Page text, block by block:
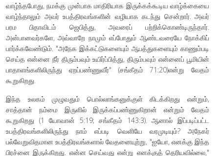
வாழ்ந்தபோது, நமக்கு முன்பாக மாதிரியாக இருக்கக்கூடிய வாழ்க்கையை
வாழ்ந்தாலும் அவர் உபத்திரவங்களின் வழியாக கடந்து சென்றார். அவர்
பரம பிதாவிடம் ஜெபித்து, அவரைப் பற்றிக்கொண்டிருந்தார்.
அன்பானவர்களே, அவ்வாறே நாமும் எப்போதும் ஆண்டவரையே நோக்கிப்
பார்க்கவேண்டும். "அநேக இக்கட்டுகளையும் ஆபத்துகளையும் காணும்படி
செய்த என்னை நீர் திரும்பவும் உயிர்ப்பித்து, திரும்பவும் என்னைப் பூமியின்
பாதாளங்களிலிருந்து ஏறப்பண்ணுவீர்" (சங்கீதம் 71:20)என்று வேதம்
கூறுகிறது.
இந்த உலகம் முழுவதும் பொல்லாங்கனுக்குள் கிடக்கிறது என்றும்,
சாத்தான் நம்மை இருளில் இருக்கப்பண்ணுகிறான் என்றும் வேதம்
கூறுகிறது (1 யோவான் 5:19; சங்கீதம் 143:3). ஆனால் இப்படிப்பட்ட
உபத்திரவங்களிலிருந்து நாம் எப்படி வெளியே வரமுடியும்? அநேகர்
பல்வேறுவிதமான உபத்திரவங்களால் வேதனையுற்று, "ஐயோ, எனக்கு இந்த
பிரச்னை இருக்கிறது. என்ன செய்வது என்று எனக்குத் தெரியவில்லை,"